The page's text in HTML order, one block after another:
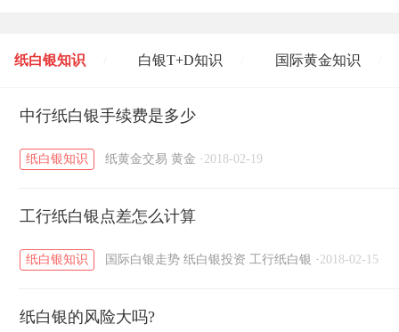
纸白银知识 白银T+D知识 国际黄金知识
黄金T+D知识 / 粤贵银知识
中行纸白银手续费是多少
纸白银知识 纸黄金交易 黄金 · 2018-02-19
工行纸白银点差怎么计算
纸白银知识 国际白银走势 纸白银投资 工行纸白银 · 2018-02-15
纸白银的风险大吗?